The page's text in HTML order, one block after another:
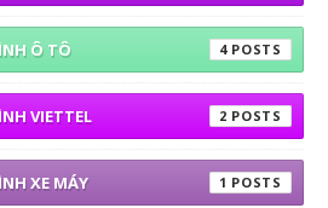
Ô TÔ 4
VIETTEL 2
XE MÁY 1